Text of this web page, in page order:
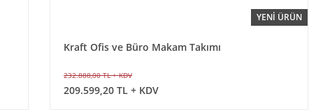
YENİ ÜRÜN
Kraft Ofis ve Büro Makam Takımı
232.888,00 TL + KDV
209.599,20 TL + KDV